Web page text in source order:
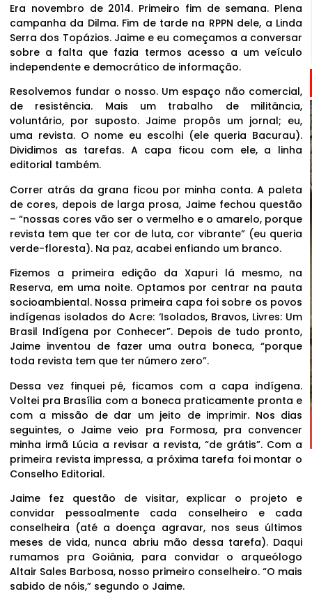
Era novembro de 2014. Primeiro fim de semana. Plena
campanha da Dilma. Fim de tarde na RPPN dele, a Linda
Serra dos Topázios. Jaime e eu começamos a conversar
sobre a falta que fazia termos acesso a um veículo
independente e democrático de informação.
Resolvemos fundar o nosso. Um espaço não comercial,
de resistência. Mais um trabalho de militância,
voluntário, por suposto. Jaime propôs um jornal; eu,
uma revista. O nome eu escolhi (ele queria Bacurau).
Dividimos as tarefas. A capa ficou com ele, a linha
editorial também.
Correr atrás da grana ficou por minha conta. A paleta
de cores, depois de larga prosa, Jaime fechou questão
– “nossas cores vão ser o vermelho e o amarelo, porque
revista tem que ter cor de luta, cor vibrante” (eu queria
verde-floresta). Na paz, acabei enfiando um branco.
Fizemos a primeira edição da Xapuri lá mesmo, na
Reserva, em uma noite. Optamos por centrar na pauta
socioambiental. Nossa primeira capa foi sobre os povos
indígenas isolados do Acre: ‘Isolados, Bravos, Livres: Um
Brasil Indígena por Conhecer”. Depois de tudo pronto,
Jaime inventou de fazer uma outra boneca, “porque
toda revista tem que ter número zero”.
Dessa vez finquei pé, ficamos com a capa indígena.
Voltei pra Brasília com a boneca praticamente pronta e
com a missão de dar um jeito de imprimir. Nos dias
seguintes, o Jaime veio pra Formosa, pra convencer
minha irmã Lúcia a revisar a revista, “de grátis”. Com a
primeira revista impressa, a próxima tarefa foi montar o
Conselho Editorial.
Jaime fez questão de visitar, explicar o projeto e
convidar pessoalmente cada conselheiro e cada
conselheira (até a doença agravar, nos seus últimos
meses de vida, nunca abriu mão dessa tarefa). Daqui
rumamos pra Goiânia, para convidar o arqueólogo
Altair Sales Barbosa, nosso primeiro conselheiro. “O mais
sabido de nóis,” segundo o Jaime.